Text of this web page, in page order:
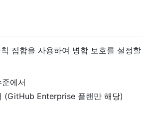
집합을 사용하여 병합 보호를 설정할
에서
(GitHub Enterprise 플랜만 해당)